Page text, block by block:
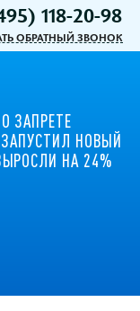
118-20-98
ОБРАТНЫЙ ЗВОНОК
ЗАПРЕТЕ
НОВЫЙ
НА 24%